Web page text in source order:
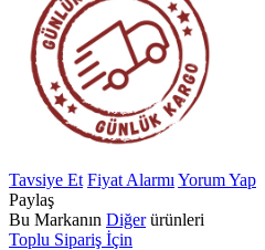
Tavsiye Et Fiyat Alarmı Yorum Yap
Paylaş
Bu Markanın Diğerürünleri
Toplu Sipariş İçin